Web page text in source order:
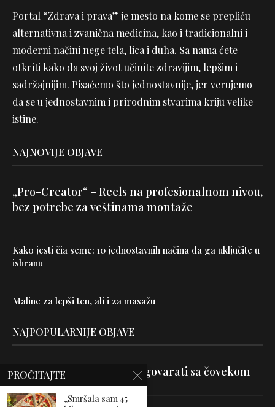
Portal “Zdrava i prava” je mesto na kome se prepliću
alternativna i zvanična medicina, kao i tradicionalni i
moderni načini nege tela, lica i duha. Sa nama ćete
otkriti kako da svoj život učinite zdravijim, lepšim i
sadržajnijim. Pisaćemo što jednostavnije, jer verujemo
da se u jednostavnim i prirodnim stvarima kriju velike
istine.
NAJNOVIJE OBJAVE
„Pro-Creator“ – Reels na profesionalnom nivou,
bez potrebe za veštinama montaže
Kako jesti čia seme: 10 jednostavnih načina da ga uključite u
ishranu
Maline za lepši ten, ali i za masažu
NAJPOPULARNIJE OBJAVE
Velika je veština znati razgovarati sa čovekom
PROČITAJTE
„Smršala sam 45